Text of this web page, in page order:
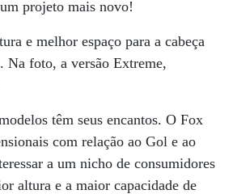
projeto mais novo!
e melhor espaço para a cabeça
Na foto, a versão Extreme,
têm seus encantos. O Fox
com relação ao Gol e ao
a um nicho de consumidores
altura e a maior capacidade de